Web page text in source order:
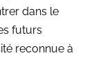
dans le
futurs
reconnue à